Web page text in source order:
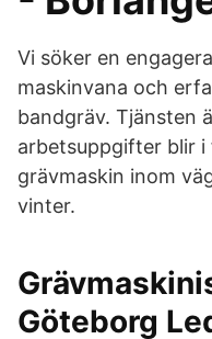
Vi söker en
maskinvana och
bandgräv. Tjänsten
arbetsuppgifter blir
grävmaskin inom
vinter.
Göteborg